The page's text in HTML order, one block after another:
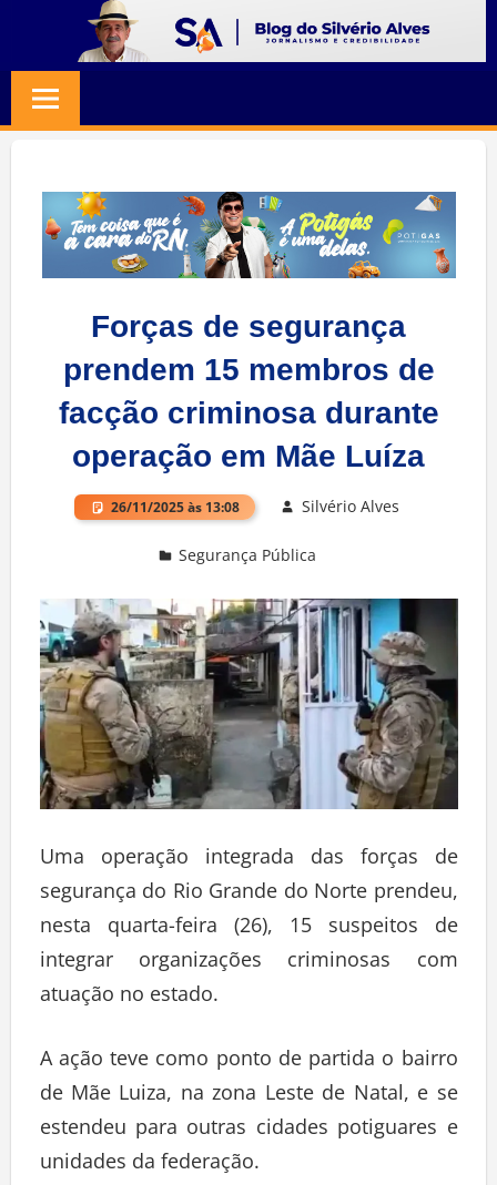
content
SILVERIO
ALVES
Jornalismo
Credibilidade
Forças de segurança
prendem 15 membros de
facção criminosa durante
operação em Mãe Luíza
26/11/2025 às 13:08 Silvério Alves
Segurança Pública
Uma operação integrada das forças de
segurança do Rio Grande do Norte prendeu,
nesta quarta-feira (26), 15 suspeitos de
integrar organizações criminosas com
atuação no estado.
A ação teve como ponto de partida o bairro
de Mãe Luiza, na zona Leste de Natal, e se
estendeu para outras cidades potiguares e
unidades da federação.